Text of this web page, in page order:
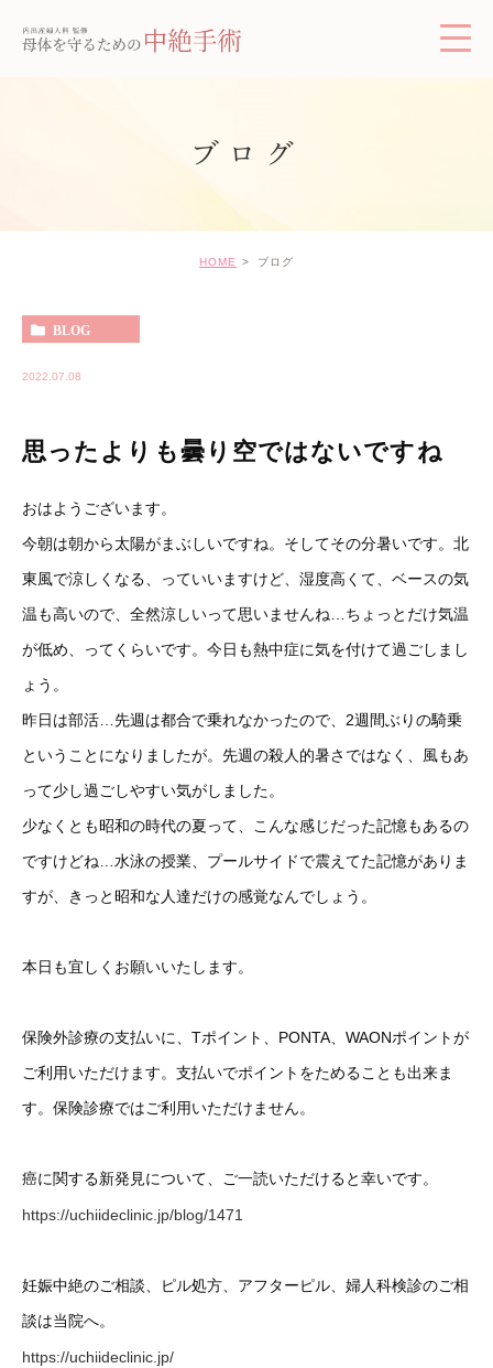
ブログ
HOME ブログ
BLOG
2022.07.08
思ったよりも曇り空ではないですね
おはようございます。
今朝は朝から太陽がまぶしいですね。そしてその分暑いです。北
東風で涼しくなる、っていいますけど、湿度高くて、ベースの気
温も高いので、全然涼しいって思いませんね…ちょっとだけ気温
が低め、ってくらいです。今日も熱中症に気を付けて過ごしまし
ょう。
昨日は部活…先週は都合で乗れなかったので、2週間ぶりの騎乗
ということになりましたが。先週の殺人的暑さではなく、風もあ
って少し過ごしやすい気がしました。
少なくとも昭和の時代の夏って、こんな感じだった記憶もあるの
ですけどね…水泳の授業、プールサイドで震えてた記憶がありま
すが、きっと昭和な人達だけの感覚なんでしょう。
本日も宜しくお願いいたします。
保険外診療の支払いに、Tポイント、PONTA、WAONポイントが
ご利用いただけます。支払いでポイントをためることも出来ま
す。保険診療ではご利用いただけません。
癌に関する新発見について、ご一読いただけると幸いです。
https://uchiideclinic.jp/blog/1471
妊娠中絶のご相談、ピル処方、アフターピル、婦人科検診のご相
談は当院へ。
https://uchiideclinic.jp/